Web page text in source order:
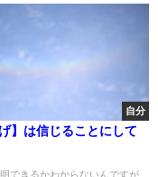
自分
げ】は信じることにして
できるかわからないんですが、